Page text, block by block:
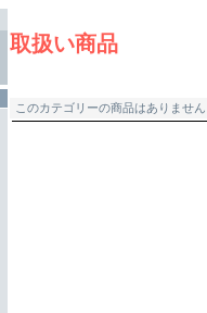
取扱い商品
このカテゴリーの商品はありませ